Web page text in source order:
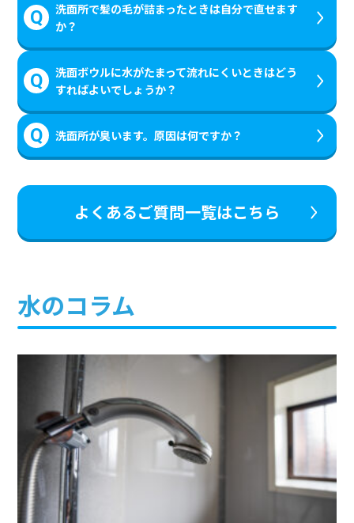
洗面所で髪の毛が詰まったときは自分で直せます
か？
洗面ボウルに水がたまって流れにくいときはどう
すればよいでしょうか？
洗面所が臭います。原因は何ですか？
よくあるご質問一覧はこちら
水のコラム